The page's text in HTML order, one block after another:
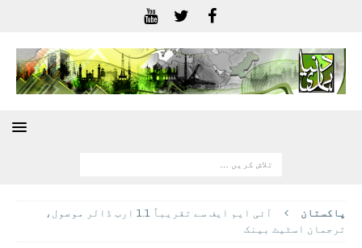
پاکستان
آئی ایم ایف سے تقریباً 1.1 ارب ڈالر موصول،
ترجمان اسٹیٹ بینک